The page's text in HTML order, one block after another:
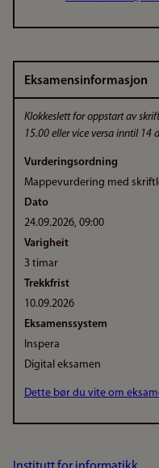
Eksamensinformasjon
Klokkeslett for oppstart av
15.00 eller vice versa inntil 14
Vurderingsordning
Mappevurdering med
Dato
24.09.2026, 09:00
Varigheit
3 timar
Trekkfrist
10.09.2026
Eksamenssystem
Inspera
Digital eksamen
Dette bør du vite om